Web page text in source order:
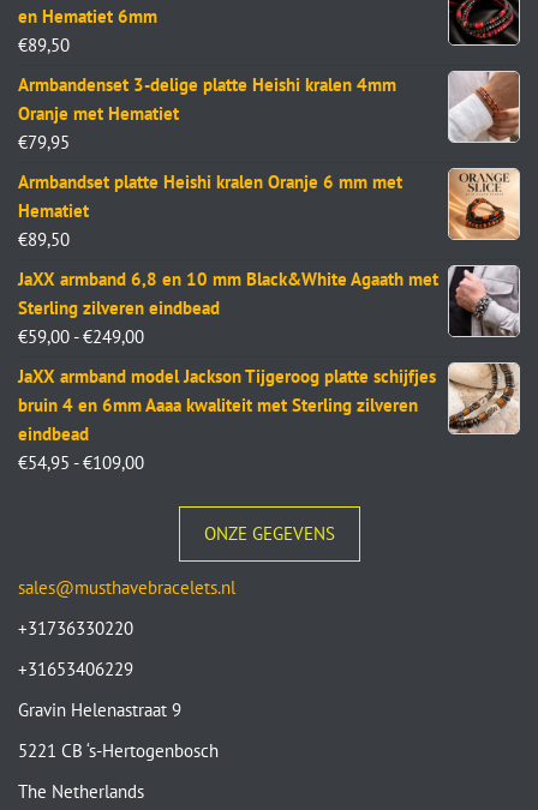
en Hematiet 6mm
€89,50
Armbandenset 3-delige platte Heishi kralen 4mm
Oranje met Hematiet
€79,95
Armbandset platte Heishi kralen Oranje 6 mm met
Hematiet
€89,50
JaXX armband 6,8 en 10 mm Black&White Agaath met
Sterling zilveren eindbead
€59,00 - €249,00
JaXX armband model Jackson Tijgeroog platte schijfjes
bruin 4 en 6mm Aaaa kwaliteit met Sterling zilveren
eindbead
€54,95 - €109,00
ONZE GEGEVENS
sales@musthavebracelets.nl
+31736330220
+31653406229
Gravin Helenastraat 9
5221 CB ‘s-Hertogenbosch
The Netherlands